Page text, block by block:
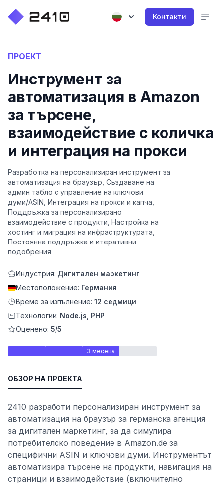
Контакти
ПРОЕКТ
Инструмент за
автоматизация в Amazon
за търсене,
взаимодействие с количка
и интеграция на прокси
Разработка на персонализиран инструмент за
автоматизация на браузър, Създаване на
админ табло с управление на ключови
думи/ASIN, Интеграция на прокси и капча,
Поддръжка за персонализирано
взаимодействие с продукти, Настройка на
хостинг и миграция на инфраструктурата,
Постоянна поддръжка и итеративни
подобрения
Индустрия: Дигитален маркетинг
Местоположение: Германия
Време за изпълнение: 12 седмици
Технологии: Node.js, PHP
Оценено: 5/5
3 месеца
ОБЗОР НА ПРОЕКТА
2410 разработи персонализиран инструмент за
автоматизация на браузър за германска агенция
за дигитален маркетинг, за да симулира
потребителско поведение в Amazon.de за
специфични ASIN и ключови думи. Инструментът
автоматизира търсене на продукти, навигация на
страници и взаимодействие (включително